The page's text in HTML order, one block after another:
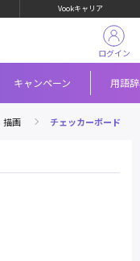
Vookキャリア
キャンペーン 用語
ログイン
描画 チェッカーボード